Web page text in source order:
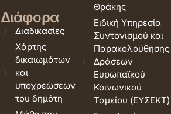
Διάφορα
Διαδικασίες
Χάρτης
δικαιωμάτων
και
υποχρεώσεων
του δημότη
Θράκης
Ειδική Υπηρεσία
Συντονισμού και
Παρακολούθησης
Δράσεων
Ευρωπαϊκού
Κοινωνικού
Ταμείου (ΕΥΣΕΚΤ)